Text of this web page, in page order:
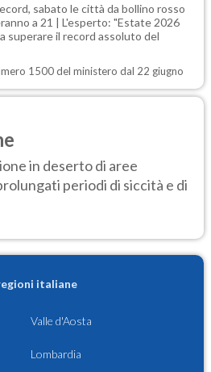
sabato le città da bollino rosso
a 21 | L'esperto: "Estate 2026
superare il record assoluto del
1500 del ministero dal 22 giugno
in deserto di aree
periodi di siccità e di
italiane
Valle d'Aosta
Lombardia